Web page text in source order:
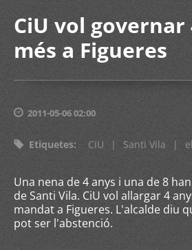
CiU vol governar
més a Figueres
2011-05-06 02:00
Etiquetes: CiU | Santi Vila |
Una nena de 4 anys i una de 8
de Santi Vila. CiU vol allargar 4
mandat a Figueres. L'alcalde diu
pot ser l'abstenció.